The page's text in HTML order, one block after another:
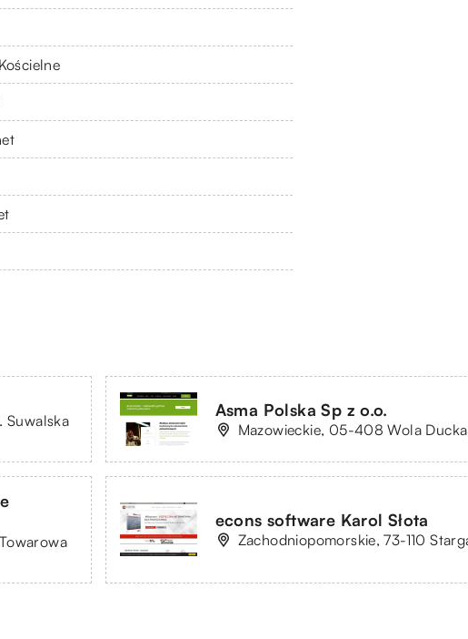
Suwalska
Asma Polska Sp z o.o.
Mazowieckie, 05-408 Wola
econs software Karol Słota
Zachodniopomorskie, 73-110